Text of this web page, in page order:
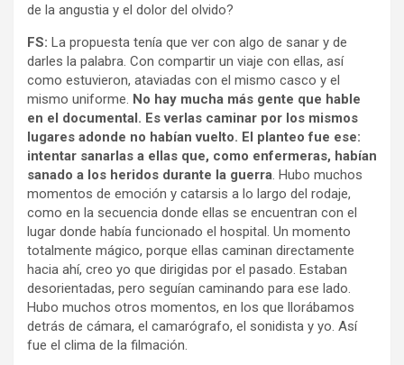
de la angustia y el dolor del olvido?
FS: La propuesta tenía que ver con algo de sanar y de
darles la palabra. Con compartir un viaje con ellas, así
como estuvieron, ataviadas con el mismo casco y el
mismo uniforme. No hay mucha más gente que hable
en el documental. Es verlas caminar por los mismos
lugares adonde no habían vuelto. El planteo fue ese:
intentar sanarlas a ellas que, como enfermeras, habían
sanado a los heridos durante la guerra. Hubo muchos
momentos de emoción y catarsis a lo largo del rodaje,
como en la secuencia donde ellas se encuentran con el
lugar donde había funcionado el hospital. Un momento
totalmente mágico, porque ellas caminan directamente
hacia ahí, creo yo que dirigidas por el pasado. Estaban
desorientadas, pero seguían caminando para ese lado.
Hubo muchos otros momentos, en los que llorábamos
detrás de cámara, el camarógrafo, el sonidista y yo. Así
fue el clima de la filmación.